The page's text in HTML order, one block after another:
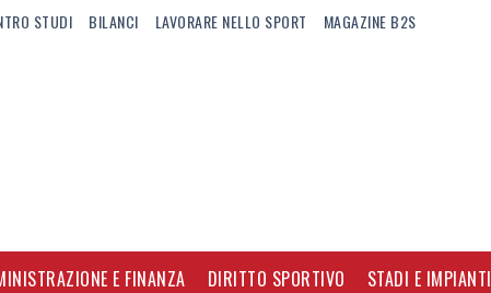
STUDI BILANCI LAVORARE NELLO SPORT MAGAZINE B2S
E FINANZA DIRITTO SPORTIVO STADI E IMPIANTI